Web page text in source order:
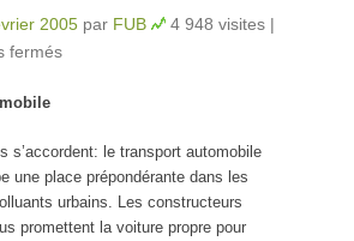
2005 par FUB 4 948 visites |
fermés
s’accordent: le transport automobile
une place prépondérante dans les
urbains. Les constructeurs
promettent la voiture propre pour